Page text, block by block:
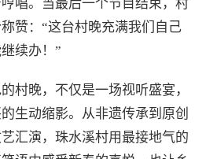
唱。当最后一个节目结束，村
赞：“这台村晚充满我们自己
续办！”
村晚，不仅是一场视听盛宴，
生动缩影。从非遗传承到原创
汇演，珠水溪村用最接地气的